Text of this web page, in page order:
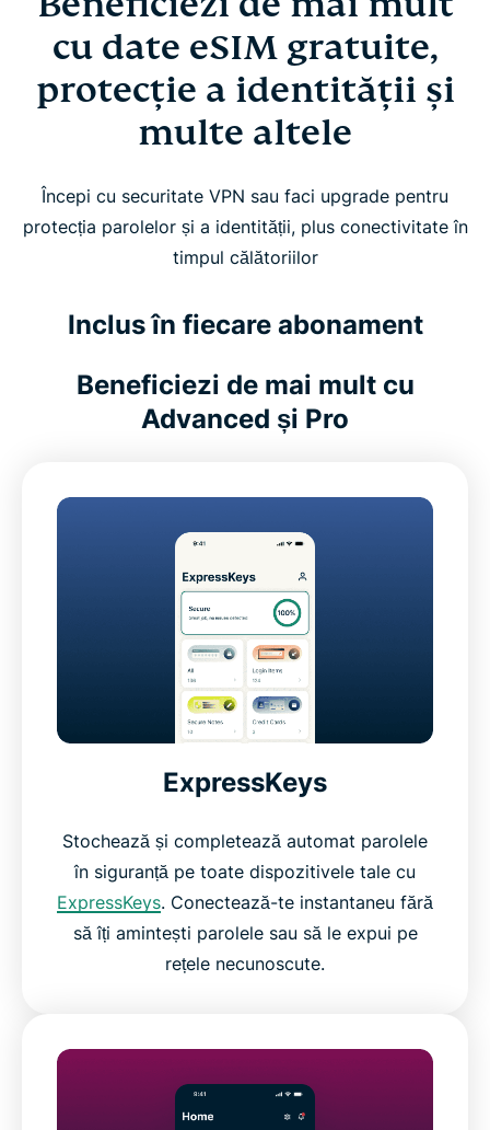
cu date eSIM gratuite,
protecție a identității și
multe altele
Începi cu securitate VPN sau faci upgrade pentru
protecția parolelor și a identității, plus conectivitate în
timpul călătoriilor
Inclus în fiecare abonament
Beneficiezi de mai mult cu
Advanced și Pro
ExpressKeys
Stochează și completează automat parolele
în siguranță pe toate dispozitivele tale cu
ExpressKeys. Conectează-te instantaneu fără
să îți amintești parolele sau să le expui pe
rețele necunoscute.